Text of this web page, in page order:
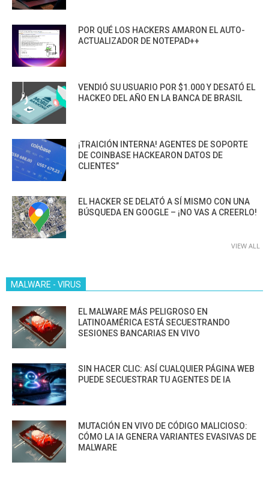
POR QUÉ LOS HACKERS AMARON EL AUTO-
ACTUALIZADOR DE NOTEPAD++
VENDIÓ SU USUARIO POR $1.000 Y DESATÓ EL
HACKEO DEL AÑO EN LA BANCA DE BRASIL
¡TRAICIÓN INTERNA! AGENTES DE SOPORTE
DE COINBASE HACKEARON DATOS DE
CLIENTES”
EL HACKER SE DELATÓ A SÍ MISMO CON UNA
BÚSQUEDA EN GOOGLE – ¡NO VAS A CREERLO!
VIEW ALL
MALWARE - VIRUS
EL MALWARE MÁS PELIGROSO EN
LATINOAMÉRICA ESTÁ SECUESTRANDO
SESIONES BANCARIAS EN VIVO
SIN HACER CLIC: ASÍ CUALQUIER PÁGINA WEB
PUEDE SECUESTRAR TU AGENTES DE IA
MUTACIÓN EN VIVO DE CÓDIGO MALICIOSO:
CÓMO LA IA GENERA VARIANTES EVASIVAS DE
MALWARE